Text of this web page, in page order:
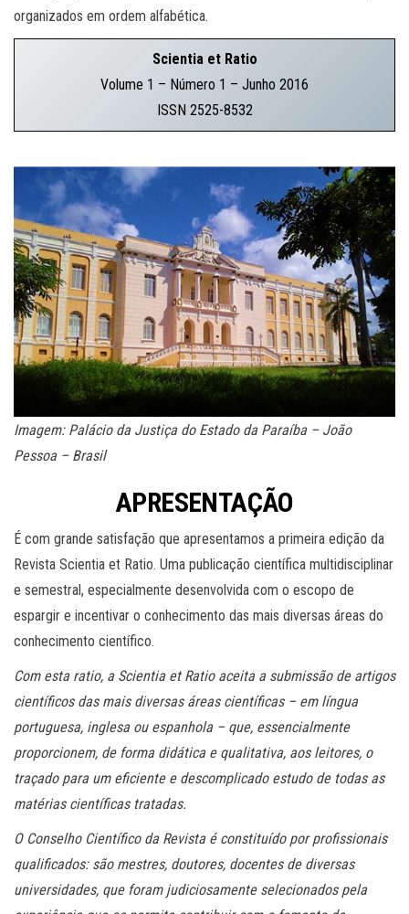
organizados em ordem alfabética.
Scientia et Ratio
Volume 1 – Número 1 – Junho 2016
ISSN 2525-8532
Imagem: Palácio da Justiça do Estado da Paraíba – João
Pessoa – Brasil
APRESENTAÇÃO
É com grande satisfação que apresentamos a primeira edição da
Revista Scientia et Ratio. Uma publicação científica multidisciplinar
e semestral, especialmente desenvolvida com o escopo de
espargir e incentivar o conhecimento das mais diversas áreas do
conhecimento científico.
Com esta ratio, a Scientia et Ratio aceita a submissão de artigos
científicos das mais diversas áreas científicas – em língua
portuguesa, inglesa ou espanhola – que, essencialmente
proporcionem, de forma didática e qualitativa, aos leitores, o
traçado para um eficiente e descomplicado estudo de todas as
matérias científicas tratadas.
O Conselho Científico da Revista é constituído por profissionais
qualificados: são mestres, doutores, docentes de diversas
universidades, que foram judiciosamente selecionados pela